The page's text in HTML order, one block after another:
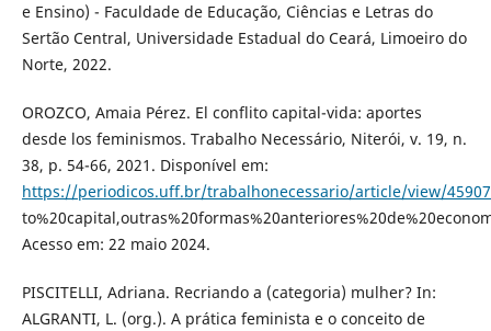
e Ensino) - Faculdade de Educação, Ciências e Letras do
Sertão Central, Universidade Estadual do Ceará, Limoeiro do
Norte, 2022.
OROZCO, Amaia Pérez. El conflito capital-vida: aportes
desde los feminismos. Trabalho Necessário, Niterói, v. 19, n.
38, p. 54-66, 2021. Disponível em:
https://periodicos.uff.br/trabalhonecessario/article/view/
Acesso em: 22 maio 2024.
PISCITELLI, Adriana. Recriando a (categoria) mulher? In:
ALGRANTI, L. (org.). A prática feminista e o conceito de